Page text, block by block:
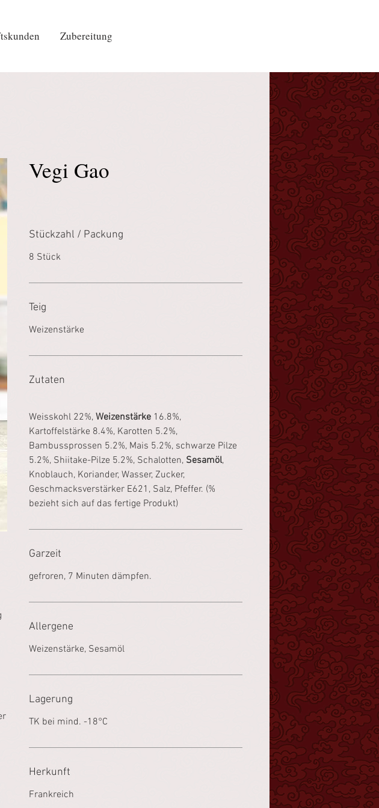
Zubereitung
Vegi Gao
Stückzahl / Packung
8 Stück
Teig
Weizenstärke
Zutaten
Weisskohl 22%, Weizenstärke 16.8%,
Kartoffelstärke 8.4%, Karotten 5.2%,
Bambussprossen 5.2%, Mais 5.2%, schwarze Pilze
5.2%, Shiitake-Pilze 5.2%, Schalotten, Sesamöl,
Knoblauch, Koriander, Wasser, Zucker,
Geschmacksverstärker E621, Salz, Pfeffer. (%
bezieht sich auf das fertige Produkt)
Garzeit
gefroren, 7 Minuten dämpfen.
Allergene
Weizenstärke, Sesamöl
Lagerung
TK bei mind. -18°C
Herkunft
Frankreich